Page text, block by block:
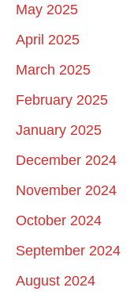
May 2025
April 2025
March 2025
February 2025
January 2025
December 2024
November 2024
October 2024
September 2024
August 2024